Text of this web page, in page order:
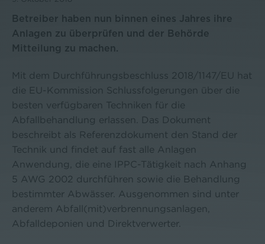
Betreiber haben nun binnen eines Jahres ihre
Anlagen zu überprüfen und der Behörde
Mitteilung zu machen.
Mit dem Durchführungsbeschluss 2018/1147/EU hat
die EU-Kommission Schlussfolgerungen über die
besten verfügbaren Techniken für die
Abfallbehandlung erlassen. Das Dokument
beschreibt als Referenzdokument den Stand der
Technik und findet auf fast alle Anlagen
Anwendung, die eine IPPC-Tätigkeit nach Anhang
5 AWG 2002 durchführen sowie die Behandlung
bestimmter Abwässer. Ausgenommen sind unter
anderem Abfall(mit)verbrennungsanlagen,
Abfalldeponien und Direktverwerter.